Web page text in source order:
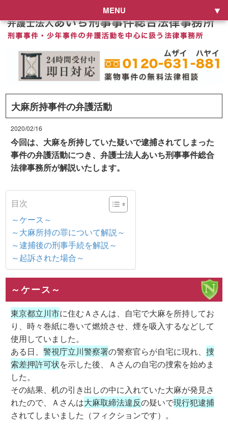
MENU
大麻所持事件の弁護活動
2020/02/16
今回は、大麻を所持していた疑いで逮捕されてしまった
事件の弁護活動につき、弁護士法人あいち刑事事件総合
法律事務所が解説いたします。
目次
～ケース～
～大麻所持の罪について解説～
～逮捕後の刑事手続を解説～
～起訴された場合～
～ケース～
東京都立川市に住むＡさんは、自宅で大麻を所持してお
り、時々巻紙に巻いて燃焼させ、煙を吸入するなどして
使用していました。
ある日、警視庁立川警察署の警察官らが自宅に現れ、捜
索差押許可状を示した後、Ａさんの自宅の捜索を始めま
した。
その結果、机の引き出しの中に入れていた大麻が発見さ
れたので、Ａさんは大麻取締法違反の疑いで現行犯逮捕
されてしまいました（フィクションです）。